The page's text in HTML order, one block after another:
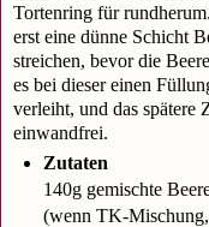
Tortenring für
erst eine dünne Schicht
streichen, bevor die
es bei dieser einen
verleiht, und das spätere
einwandfrei.
Zutaten
140g gemischte
(wenn TK-Mischung,